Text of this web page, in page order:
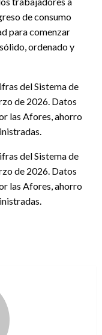
de consumo
para comenzar
ordenado y
del Sistema de
de 2026. Datos
las Afores, ahorro
del Sistema de
de 2026. Datos
las Afores, ahorro